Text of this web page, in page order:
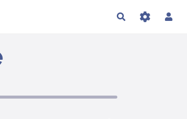
Rechercher